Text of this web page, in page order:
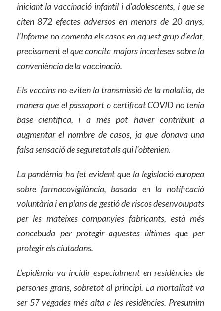
iniciant la vaccinació infantil i d’adolescents, i que se
citen 872 efectes adversos en menors de 20 anys,
l’Informe no comenta els casos en aquest grup d’edat,
precisament el que concita majors incerteses sobre la
conveniència de la vaccinació.
Els vaccins no eviten la transmissió de la malaltia, de
manera que el passaport o certificat COVID no tenia
base científica, i a més pot haver contribuït a
augmentar el nombre de casos, ja que donava una
falsa sensació de seguretat als qui l’obtenien.
La pandèmia ha fet evident que la legislació europea
sobre farmacovigilància, basada en la notificació
voluntària i en plans de gestió de riscos desenvolupats
per les mateixes companyies fabricants, està més
concebuda per protegir aquestes últimes que per
protegir els ciutadans.
L’epidèmia va incidir especialment en residències de
persones grans, sobretot al principi. La mortalitat va
ser 57 vegades més alta a les residències. Presumim